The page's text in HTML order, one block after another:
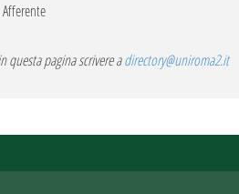
Afferente
questa pagina scrivere adirectory@uniroma2.it